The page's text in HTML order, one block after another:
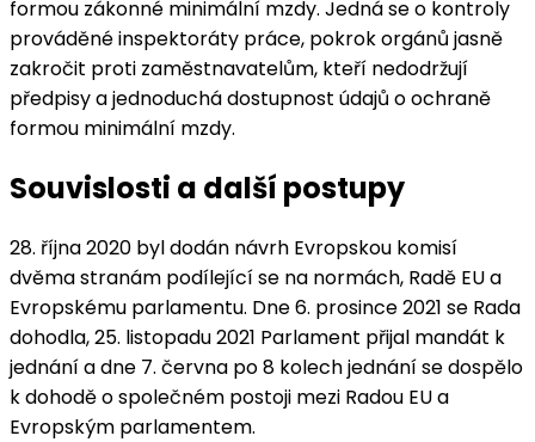
formou zákonné minimální mzdy. Jedná se o kontroly
prováděné inspektoráty práce, pokrok orgánů jasně
zakročit proti zaměstnavatelům, kteří nedodržují
předpisy a jednoduchá dostupnost údajů o ochraně
formou minimální mzdy.
Souvislosti a další postupy
28. října 2020 byl dodán návrh Evropskou komisí
dvěma stranám podílející se na normách, Radě EU a
Evropskému parlamentu. Dne 6. prosince 2021 se Rada
dohodla, 25. listopadu 2021 Parlament přijal mandát k
jednání a dne 7. června po 8 kolech jednání se dospělo
k dohodě o společném postoji mezi Radou EU a
Evropským parlamentem.